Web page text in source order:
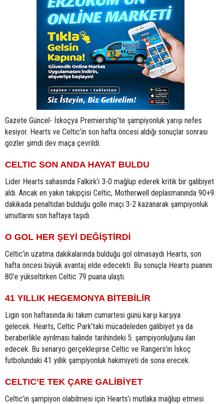
Gazete Güncel- İskoçya Premiership’te şampiyonluk yarışı nefes
kesiyor. Hearts ve Celtic’in son hafta öncesi aldığı sonuçlar sonrası
gözler şimdi dev maça çevrildi.
CELTIC SON ANDA HAYAT BULDU
Lider Hearts sahasında Falkirk’i 3-0 mağlup ederek kritik bir galibiyet
aldı. Ancak en yakın takipçisi Celtic, Motherwell deplasmanında 90+9.
dakikada penaltıdan bulduğu golle maçı 3-2 kazanarak şampiyonluk
umutlarını son haftaya taşıdı.
O GOL HER ŞEYİ DEĞİŞTİRDİ
Celtic’in uzatma dakikalarında bulduğu gol olmasaydı Hearts, son
hafta öncesi büyük avantaj elde edecekti. Bu sonuçla Hearts puanını
80’e yükseltirken Celtic 79 puana ulaştı.
41 YILLIK HEGEMONYA BİTEBİLİR
Ligin son haftasında iki takım cumartesi günü karşı karşıya
gelecek. Hearts, Celtic Park’taki mücadeleden galibiyet ya da
beraberlikle ayrılması halinde tarihindeki 5. şampiyonluğunu ilan
edecek. Bu senaryo gerçekleşirse Celtic ve Rangers’ın İskoç
futbolundaki 41 yıllık şampiyonluk hakimiyeti de sona erecek.
CELTIC’E TEK ÇARE GALİBİYET
Celtic’in şampiyon olabilmesi için Hearts’ı mutlaka mağlup etmesi